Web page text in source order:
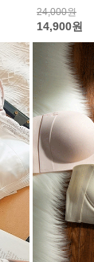
24,000원
14,900원